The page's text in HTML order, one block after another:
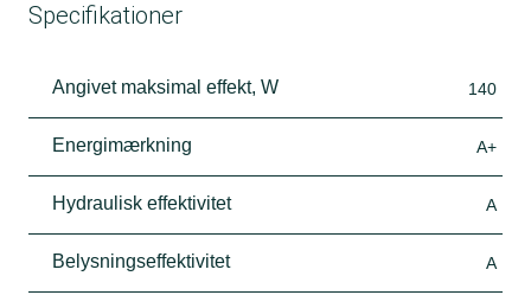
Specifikationer
Angivet maksimal effekt, W 140
Energimærkning A+
Hydraulisk effektivitet A
Belysningseffektivitet A